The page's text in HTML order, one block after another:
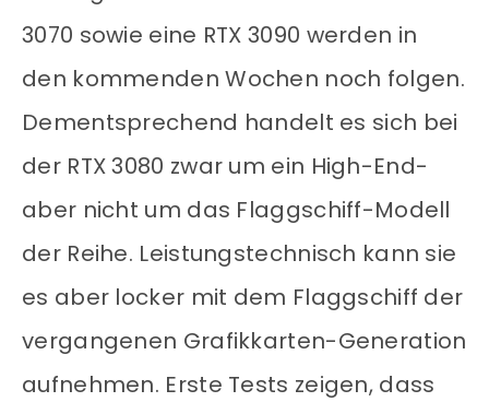
3070 sowie eine RTX 3090 werden in
den kommenden Wochen noch folgen.
Dementsprechend handelt es sich bei
der RTX 3080 zwar um ein High-End-
aber nicht um das Flaggschiff-Modell
der Reihe. Leistungstechnisch kann sie
es aber locker mit dem Flaggschiff der
vergangenen Grafikkarten-Generation
aufnehmen. Erste Tests zeigen, dass